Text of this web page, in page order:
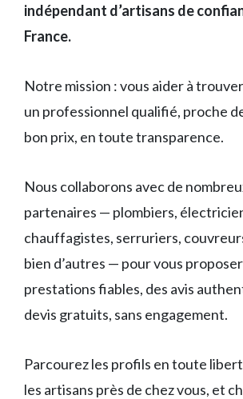
indépendant d’artisans de
France.
Notre mission : vous aider à
un professionnel qualifié, proche
bon prix, en toute transparence.
Nous collaborons avec de
partenaires — plombiers,
chauffagistes, serruriers,
bien d’autres — pour vous
prestations fiables, des avis
devis gratuits, sans engagement.
Parcourez les profils en toute
les artisans près de chez vous, et